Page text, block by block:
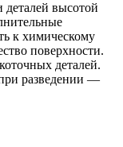
высотой
к химическому
поверхности.
деталей.
разведении —